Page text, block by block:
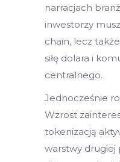
narracjach
inwestorzy
chain, lecz
siłę dolara i
centralnego.
Jednocześnie
Wzrost
tokenizacją
warstwy drugiej